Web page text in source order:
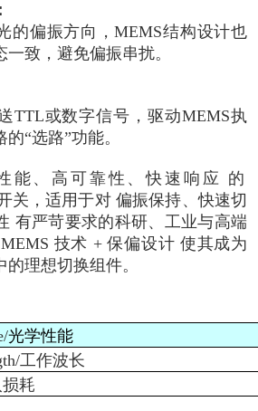
的偏振方向，MEMS结构设计也
致，避免偏振串扰。
TTL或数字信号，驱动MEMS执
“选路”功能。
能、高可靠性、快速响应 的
关，适用于对 偏振保持、快速切
有严苛要求的科研、工业与高端
技术 + 保偏设计 使其成为
理想切换组件。
光学性能
工作波长
耗